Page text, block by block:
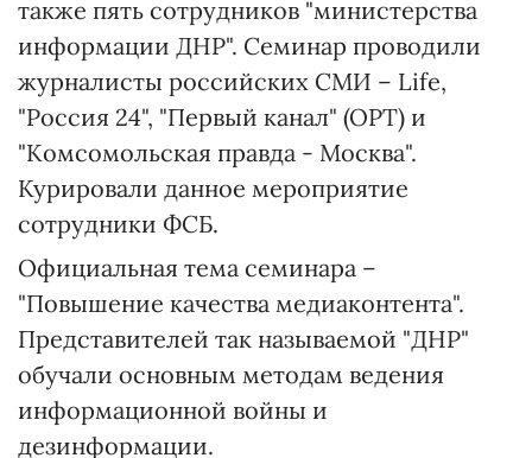
также пять сотрудников "министерства
информации ДНР". Семинар проводили
журналисты российских СМИ – Life,
"Россия 24", "Первый канал" (ОРТ) и
"Комсомольская правда - Москва".
Курировали данное мероприятие
сотрудники ФСБ.
Официальная тема семинара –
"Повышение качества медиаконтента".
Представителей так называемой "ДНР"
обучали основным методам ведения
информационной войны и
дезинформации.